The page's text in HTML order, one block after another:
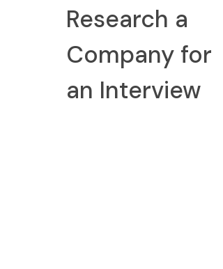
Research a
Company for
an Interview